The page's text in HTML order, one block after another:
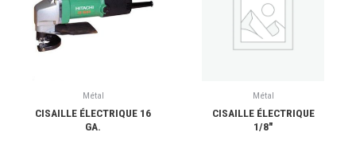
Métal
CISAILLE ÉLECTRIQUE 16
GA.
Métal
CISAILLE ÉLECTRIQUE
1/8″